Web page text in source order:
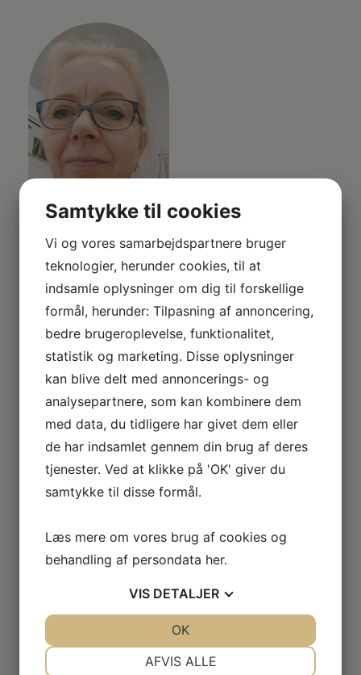
Dorthe Berthelsen
Statsaut. fodterapeut
tlf. +45 42654058
klinik@fodterapeut.one
Statsaut. fodterapeut
tlf. +45 42654058
Samtykke til cookies
Vi og vores samarbejdspartnere bruger
teknologier, herunder cookies, til at
indsamle oplysninger om dig til forskellige
formål, herunder: Tilpasning af annoncering,
bedre brugeroplevelse, funktionalitet,
statistik og marketing. Disse oplysninger
kan blive delt med annoncerings- og
analysepartnere, som kan kombinere dem
med data, du tidligere har givet dem eller
de har indsamlet gennem din brug af deres
tjenester. Ved at klikke på 'OK' giver du
samtykke til disse formål.
Læs mere om vores brug af cookies og
behandling af persondata her.
VIS DETALJER
AFVIS ALLE
OK